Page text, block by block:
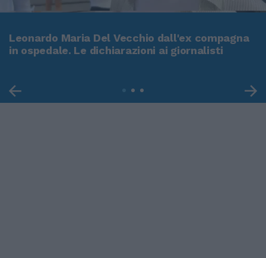
Leonardo Maria Del Vecchio dall'ex compagna
in ospedale. Le dichiarazioni ai giornalisti